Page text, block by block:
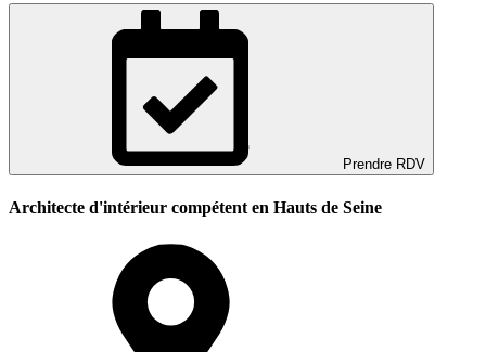
Prendre RDV
Architecte d'intérieur compétent en Hauts de Seine